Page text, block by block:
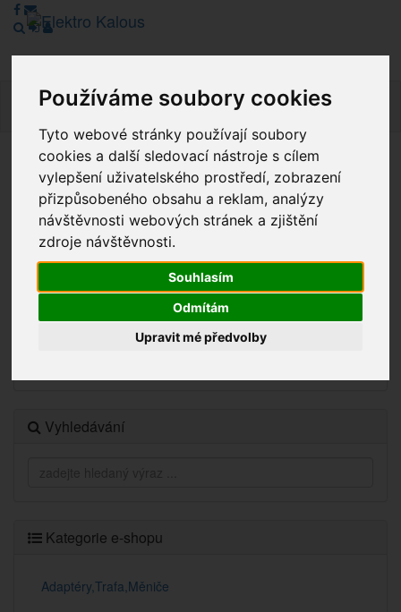
Používáme soubory cookies
Tyto webové stránky používají soubory
cookies a další sledovací nástroje s cílem
vylepšení uživatelského prostředí, zobrazení
přizpůsobeného obsahu a reklam, analýzy
návštěvnosti webových stránek a zjištění
zdroje návštěvnosti.
Souhlasím
Odmítám
Upravit mé předvolby
Vážení zákazníci, v tuto chvíli je Náš internetový obchod v
režimu Katalogu. Objednávky on-line nyní nelze vyřídit.
Děkujeme za pochopení.
Novinky
Vyhledávání
Kategorie e-shopu
Adaptéry,Trafa,Měniče